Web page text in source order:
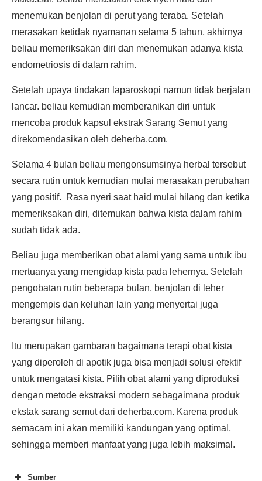
menemukan benjolan di perut yang teraba. Setelah
merasakan ketidak nyamanan selama 5 tahun, akhirnya
beliau memeriksakan diri dan menemukan adanya kista
endometriosis di dalam rahim.
Setelah upaya tindakan laparoskopi namun tidak berjalan
lancar. beliau kemudian memberanikan diri untuk
mencoba produk kapsul ekstrak Sarang Semut yang
direkomendasikan oleh deherba.com.
Selama 4 bulan beliau mengonsumsinya herbal tersebut
secara rutin untuk kemudian mulai merasakan perubahan
yang positif. Rasa nyeri saat haid mulai hilang dan ketika
memeriksakan diri, ditemukan bahwa kista dalam rahim
sudah tidak ada.
Beliau juga memberikan obat alami yang sama untuk ibu
mertuanya yang mengidap kista pada lehernya. Setelah
pengobatan rutin beberapa bulan, benjolan di leher
mengempis dan keluhan lain yang menyertai juga
berangsur hilang.
Itu merupakan gambaran bagaimana terapi obat kista
yang diperoleh di apotik juga bisa menjadi solusi efektif
untuk mengatasi kista. Pilih obat alami yang diproduksi
dengan metode ekstraksi modern sebagaimana produk
ekstak sarang semut dari deherba.com. Karena produk
semacam ini akan memiliki kandungan yang optimal,
sehingga memberi manfaat yang juga lebih maksimal.
Sumber